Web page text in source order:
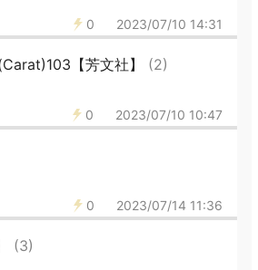
0 2023/07/10 14:31
【芳文社】 (2)
0 2023/07/10 10:47
0 2023/07/14 11:36
(3)